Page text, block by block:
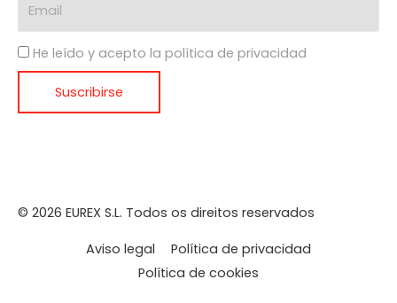
He leído y acepto la política de privacidad
© 2026 EUREX S.L. Todos os direitos reservados
Aviso legal
Política de privacidad
Política de cookies